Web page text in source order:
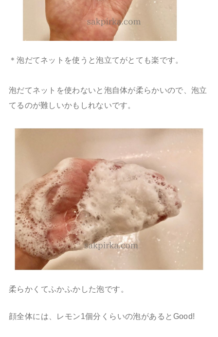
＊泡だてネットを使うと泡立てがとても楽です。
泡だてネットを使わないと泡自体が柔らかいので、泡立
てるのが難しいかもしれないです。
柔らかくてふかふかした泡です。
顔全体には、レモン1個分くらいの泡があるとGood!